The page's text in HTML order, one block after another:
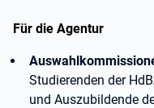
Für die Agentur
Studierenden der
und Auszubildende